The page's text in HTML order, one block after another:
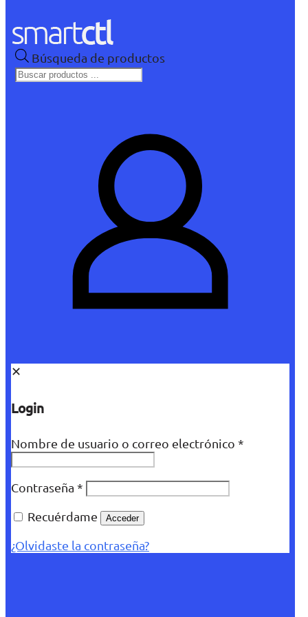
Búsqueda de productos
✕
Login
Nombre de usuario o correo electrónico *
Contraseña *
Recuérdame
Acceder
¿Olvidaste la contraseña?